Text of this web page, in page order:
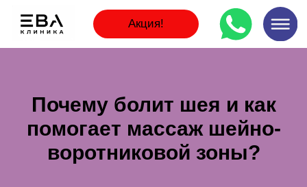
Акция!
Почему болит шея и как
помогает массаж шейно-
воротниковой зоны?